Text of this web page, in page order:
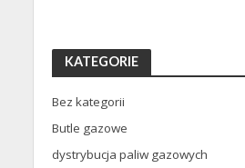
KATEGORIE
Bez kategorii
Butle gazowe
dystrybucja paliw gazowych